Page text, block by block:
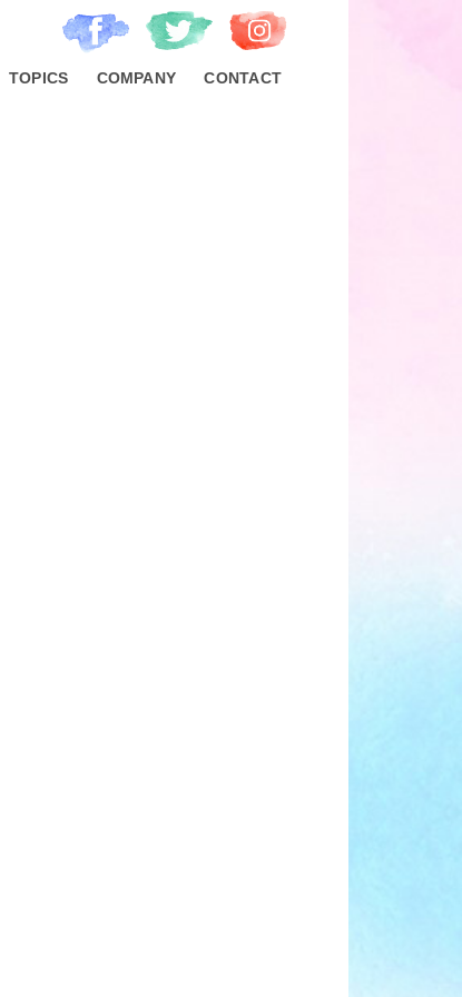
TOPICS COMPANY CONTACT